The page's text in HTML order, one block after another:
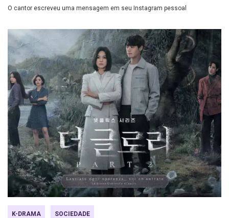
O cantor escreveu uma mensagem em seu Instagram pessoal
K-DRAMA SOCIEDADE